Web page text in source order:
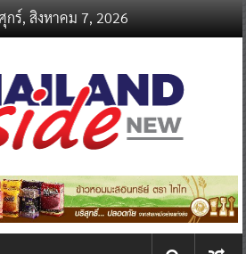
กร์, สิงหาคม 7, 2026